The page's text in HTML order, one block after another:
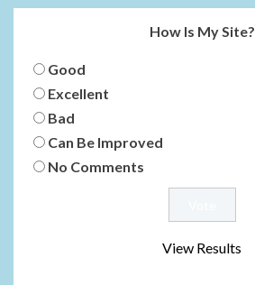
How Is My Site?
Good
Excellent
Bad
Can Be Improved
No Comments
View Results